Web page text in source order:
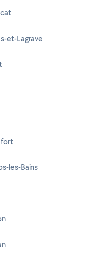
et-Lagrave
les-Bains